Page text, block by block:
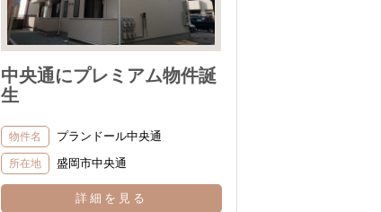
中央通にプレミアム物件誕
生
物件名 プランドール中央通
所在地 盛岡市中央通
詳細を見る